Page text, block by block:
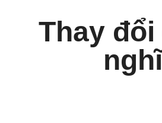
Thay đổi
nghĩ